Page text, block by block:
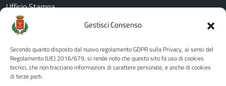
Gestisci Consenso
Secondo quanto disposto dal nuovo regolamento GDPR sulla Privacy, ai sensi del
Regolamento (UE) 2016/679, si rende noto che questo sito fa uso di cookies
tecnici, che non tracciano informazioni di carattere personale, e anche di cookies
di terze parti.
Ufficio Stampa
Amministrazione Trasparente
Albo pretorio
Informativa privacy
Note legali